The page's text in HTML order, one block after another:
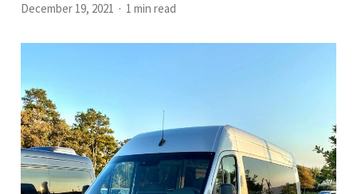
December 19, 2021 1 min read